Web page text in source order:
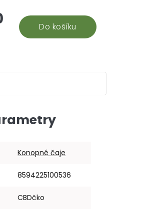
Do košíku
je známé pro své
a...
Konopné čaje
8594225100536
CBDčko